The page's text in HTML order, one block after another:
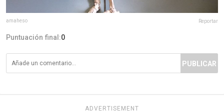
amaheso Reportar
Puntuación final:0
PUBLICAR
ADVERTISEMENT